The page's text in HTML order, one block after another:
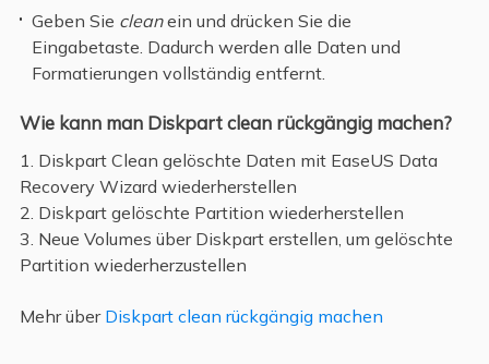
Geben Sie cleanein und drücken Sie die
Eingabetaste. Dadurch werden alle Daten und
Formatierungen vollständig entfernt.
Wie kann man Diskpart clean rückgängig machen?
1. Diskpart Clean gelöschte Daten mit EaseUS Data
Recovery Wizard wiederherstellen
2. Diskpart gelöschte Partition wiederherstellen
3. Neue Volumes über Diskpart erstellen, um gelöschte
Partition wiederherzustellen
Mehr über Diskpart clean rückgängig machen